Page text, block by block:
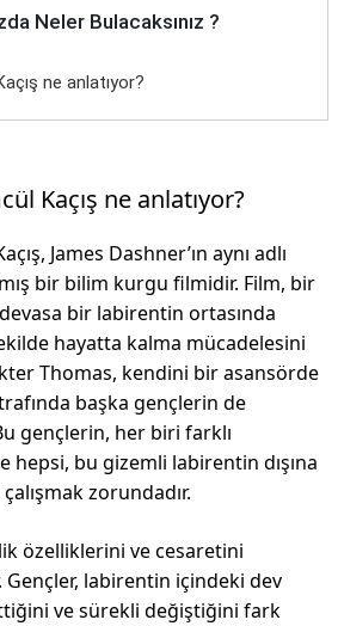
Neler Bulacaksınız ?
ne anlatıyor?
Kaçış ne anlatıyor?
James Dashner’ın aynı adlı
bir bilim kurgu filmidir. Film, bir
bir labirentin ortasında
hayatta kalma mücadelesini
Thomas, kendini bir asansörde
başka gençlerin de
gençlerin, her biri farklı
hepsi, bu gizemli labirentin dışına
zorundadır.
özelliklerini ve cesaretini
labirentin içindeki dev
ve sürekli değiştiğini fark